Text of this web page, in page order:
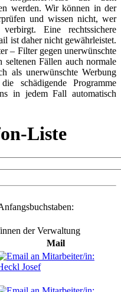
werden. Wir können in der
und wissen nicht, wer
Eine rechtssichere
ist daher nicht gewährleistet.
– Filter gegen unerwünschte
Fällen auch normale
als unerwünschte Werbung
schädigende Programme
in jedem Fall automatisch
Liste
der Verwaltung
Mail